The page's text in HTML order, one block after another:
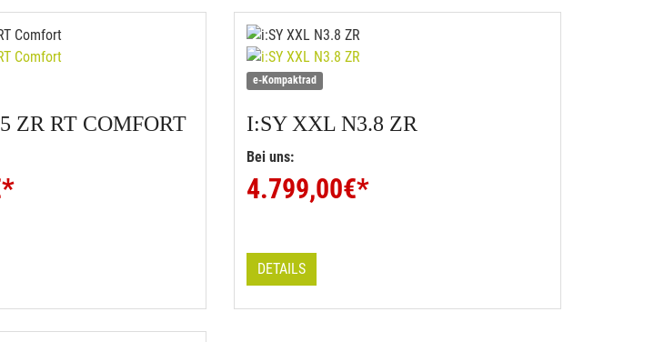
ZR RT COMFORT
e-Kompaktrad
I:SYXXL N3.8 ZR
Bei uns:
4.799,00€*
DETAILS